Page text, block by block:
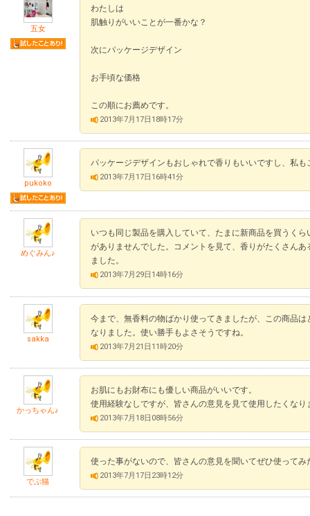
五女
わたしは
肌触りがいいことが一番かな？
次にパッケージデザイン
お手頃な価格
この順にお薦めです。
2013年7月17日18時17分
pukoko
パッケージデザインもおしゃれで香りもいいですし、私も
2013年7月17日16時41分
めぐみん♪
いつも同じ製品を購入していて、たまに新商品を買うく
がありませんでした。コメントを見て、香りがたくさん
ました。
2013年7月29日14時16分
sakka
今まで、無香料の物ばかり使ってきましたが、この商品
なりました。使い勝手もよさそうですね。
2013年7月21日11時20分
かっちゃん♪
お肌にもお財布にも優しい商品がいいです。
使用経験なしですが、皆さんの意見を見て使用したくなり
2013年7月18日08時56分
でぶ猫
使った事がないので、皆さんの意見を聞いてぜひ使ってみ
2013年7月17日23時12分